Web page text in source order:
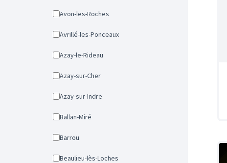
Avon-les-Roches
Avrillé-les-Ponceaux
Azay-le-Rideau
Azay-sur-Cher
Azay-sur-Indre
Ballan-Miré
Barrou
Beaulieu-lès-Loches